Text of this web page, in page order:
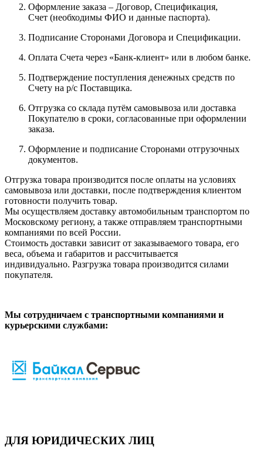
Оформление заказа – Договор, Спецификация,
Счет (необходимы ФИО и данные паспорта).
Подписание Сторонами Договора и Спецификации.
Оплата Счета через «Банк-клиент» или в любом банке.
Подтверждение поступления денежных средств по
Счету на р/с Поставщика.
Отгрузка со склада путём самовывоза или доставка
Покупателю в сроки, согласованные при оформлении
заказа.
Оформление и подписание Сторонами отгрузочных
документов.
Отгрузка товара производится после оплаты на условиях
самовывоза или доставки, после подтверждения клиентом
готовности получить товар.
Мы осуществляем доставку автомобильным транспортом по
Московскому региону, а также отправляем транспортными
компаниями по всей России.
Стоимость доставки зависит от заказываемого товара, его
веса, объема и габаритов и рассчитывается
индивидуально. Разгрузка товара производится силами
покупателя.
Мы сотрудничаем с транспортными компаниями и
курьерскими службами:
ДЛЯ ЮРИДИЧЕСКИХ ЛИЦ